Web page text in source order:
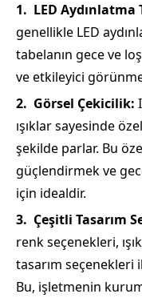
LED
genellikle LED
tabelanın gece ve
ve etkileyici
Görsel Çekicilik:
ışıklar sayesinde
şekilde parlar. Bu
güçlendirmek ve
için idealdir.
Çeşitli Tasarım
renk seçenekleri,
tasarım seçenekleri
Bu, işletmenin